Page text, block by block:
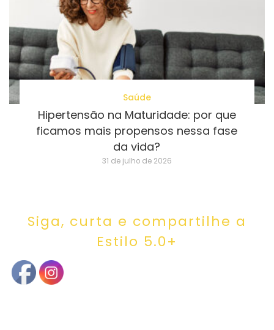
Saúde
Hipertensão na Maturidade: por que
ficamos mais propensos nessa fase
da vida?
31 de julho de 2026
Siga, curta e compartilhe a
Estilo 5.0+